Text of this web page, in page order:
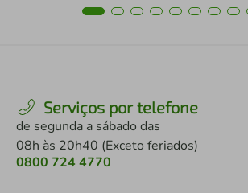
Serviços por telefone
de segunda a sábado das
08h às 20h40 (Exceto feriados)
0800 724 4770